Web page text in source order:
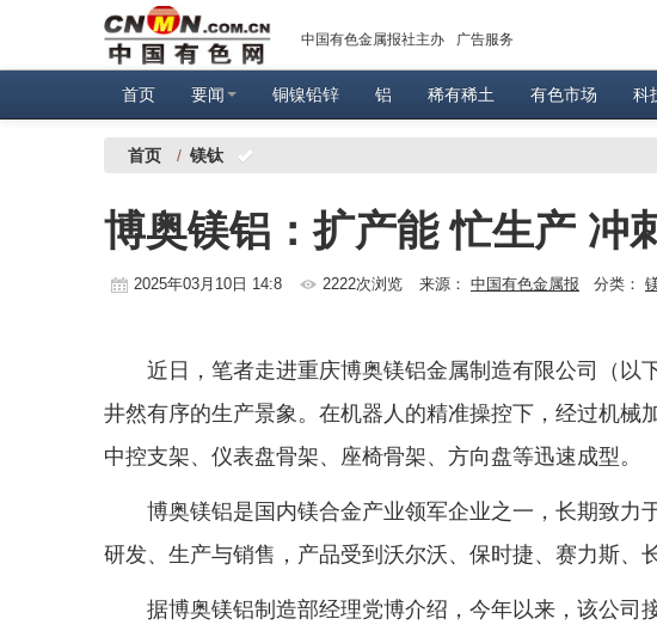
中国有色金属报社主办 广告服务
首页 要闻 铜镍铅锌 铝 稀有稀土 有色市场 科
首页 / 镁钛
博奥镁铝：扩产能 忙生产 冲
2025年03月10日 14:8 2222次浏览 来源： 中国有色金属报 分类：
近日，笔者走进重庆博奥镁铝金属制造有限公司（以
井然有序的生产景象。在机器人的精准操控下，经过机械
中控支架、仪表盘骨架、座椅骨架、方向盘等迅速成型。
博奥镁铝是国内镁合金产业领军企业之一，长期致
研发、生产与销售，产品受到沃尔沃、保时捷、赛力斯、
据博奥镁铝制造部经理党博介绍，今年以来，该公司